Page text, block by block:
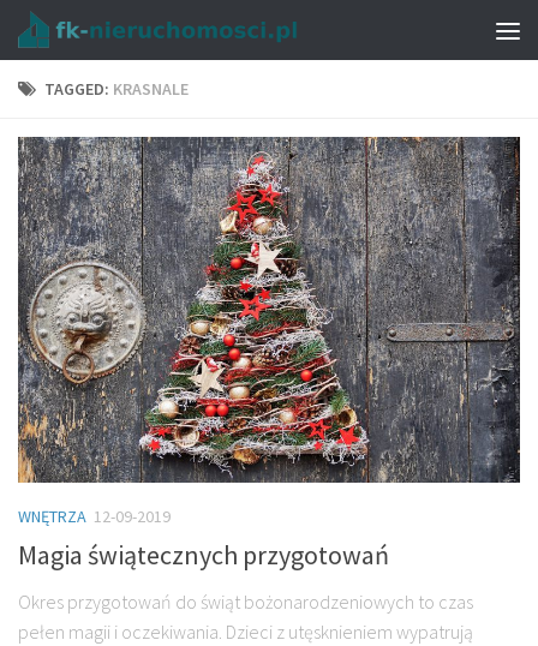
TAGGED: KRASNALE
WNĘTRZA 12-09-2019
Magia świątecznych przygotowań
Okres przygotowań do świąt bożonarodzeniowych to czas
pełen magii i oczekiwania. Dzieci z utęsknieniem wypatrują